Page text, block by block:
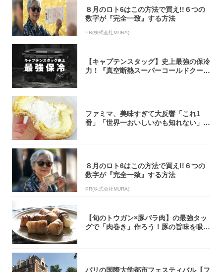
８月のロト6はこの方法で買え!!６つの
数字が『完全一致』する方法
PR(株式会社MURA)
【キャプテンスタッグ】史上最強の保冷
力！『真空断熱スーパーコールドクーラ
ファミマ、美味すぎて大反響「これ1
番」「世界一おいしいかも知れない」
８月のロト6はこの方法で買え!!６つの
数字が『完全一致』する方法
PR(株式会社MURA)
【旬のトウガン×豚バラ肉】の最強タッ
グで「肉巻き」作ろう！豚の旨味を吸い
パリの国際大学都市フェスティバル【フ